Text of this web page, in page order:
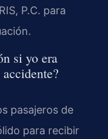
P.C. para
si yo era
pasajeros de
para recibir